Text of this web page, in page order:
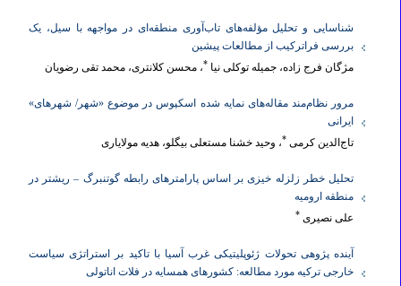
شناسایی و تحلیل مؤلفه‌های تاب‌آوری منطقه‎‌ای در مواجهه با سیل، یک
بررسی فراترکیب از مطالعات پیشین
مژگان فرج زاده، جمیله توکلی نیا* ، محسن کلانتری، محمد تقی رضویان
مرور نظام‌مند مقاله‌‌های نمایه شده اسکپوس در موضوع «شهر/ شهرهای»
ایرانی
تاج‌الدین کرمی
، وحید خشنا مستعلی بیگلو، هدیه مولایاری
تحلیل خطر زلزله خیزی بر اساس پارامترهای رابطه گوتنبرگ – ریشتر در
منطقه ارومیه
علی نصیری
آینده پژوهی تحولات ژئوپلیتیکی غرب آسیا با تاکید بر استراتژی سیاست
خارجی ترکیه مورد مطالعه: کشورهای همسایه در فلات اناتولی